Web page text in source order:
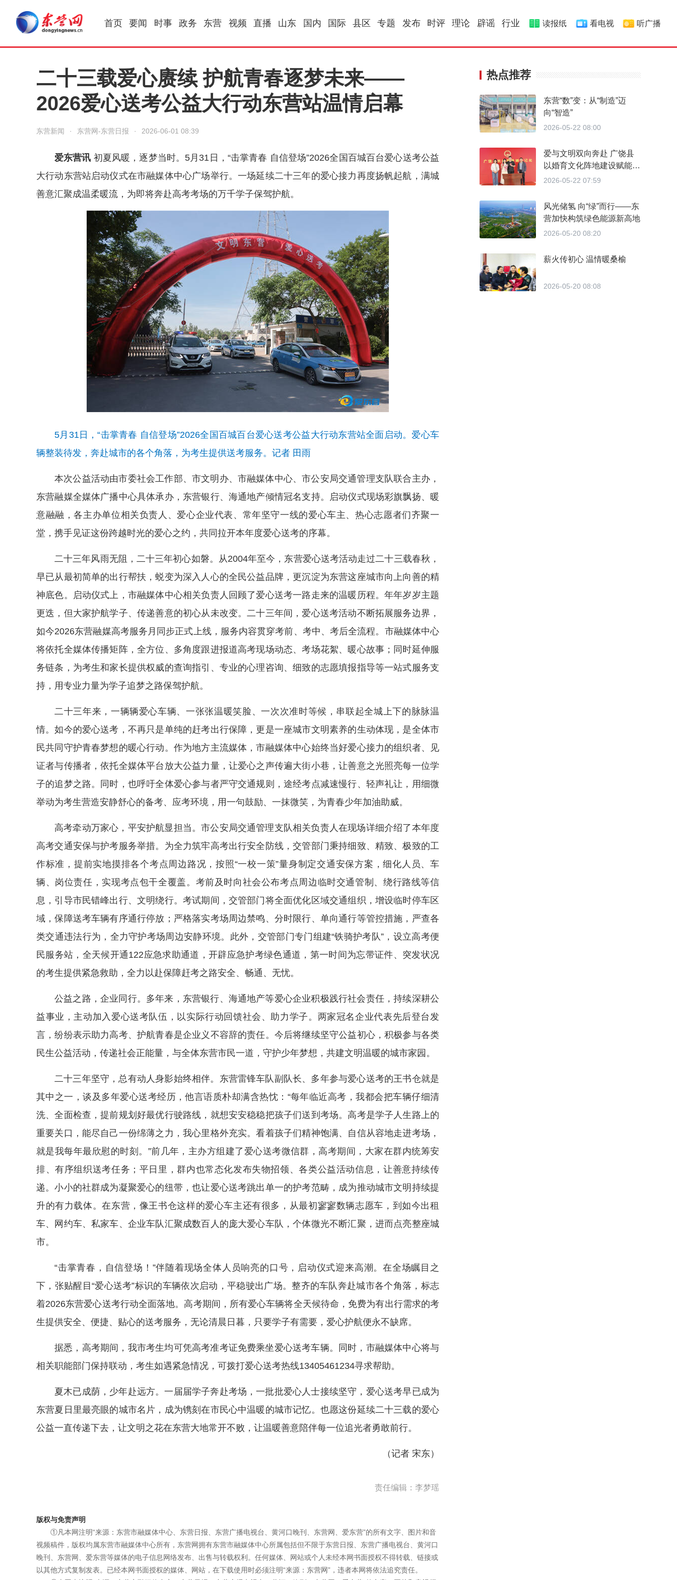
首页 要闻 时事 政务 东营 视频 直播 山东 国内 国际 县区 专题 发布 时评 理论 辟谣 行业 读报纸 看电视 听广播
二十三载爱心赓续 护航青春逐梦未来——
2026爱心送考公益大行动东营站温情启幕
东营新闻 · 东营网-东营日报 · 2026-06-01 08:39
爱东营讯 初夏风暖，逐梦当时。5月31日，“击掌青春 自信登场”2026全国百城百台爱心送考公益
大行动东营站启动仪式在市融媒体中心广场举行。一场延续二十三年的爱心接力再度扬帆起航，满城
善意汇聚成温柔暖流，为即将奔赴高考考场的万千学子保驾护航。
5月31日，“击掌青春 自信登场”2026全国百城百台爱心送考公益大行动东营站全面启动。爱心车
辆整装待发，奔赴城市的各个角落，为考生提供送考服务。记者 田雨
本次公益活动由市委社会工作部、市文明办、市融媒体中心、市公安局交通管理支队联合主办，
东营融媒全媒体广播中心具体承办，东营银行、海通地产倾情冠名支持。启动仪式现场彩旗飘扬、暖
意融融，各主办单位相关负责人、爱心企业代表、常年坚守一线的爱心车主、热心志愿者们齐聚一
堂，携手见证这份跨越时光的爱心之约，共同拉开本年度爱心送考的序幕。
二十三年风雨无阻，二十三年初心如磐。从2004年至今，东营爱心送考活动走过二十三载春秋，
早已从最初简单的出行帮扶，蜕变为深入人心的全民公益品牌，更沉淀为东营这座城市向上向善的精
神底色。启动仪式上，市融媒体中心相关负责人回顾了爱心送考一路走来的温暖历程。年年岁岁主题
更迭，但大家护航学子、传递善意的初心从未改变。二十三年间，爱心送考活动不断拓展服务边界，
如今2026东营融媒高考服务月同步正式上线，服务内容贯穿考前、考中、考后全流程。市融媒体中心
将依托全媒体传播矩阵，全方位、多角度跟进报道高考现场动态、考场花絮、暖心故事；同时延伸服
务链条，为考生和家长提供权威的查询指引、专业的心理咨询、细致的志愿填报指导等一站式服务支
持，用专业力量为学子追梦之路保驾护航。
二十三年来，一辆辆爱心车辆、一张张温暖笑脸、一次次准时等候，串联起全城上下的脉脉温
情。如今的爱心送考，不再只是单纯的赶考出行保障，更是一座城市文明素养的生动体现，是全体市
民共同守护青春梦想的暖心行动。作为地方主流媒体，市融媒体中心始终当好爱心接力的组织者、见
证者与传播者，依托全媒体平台放大公益力量，让爱心之声传遍大街小巷，让善意之光照亮每一位学
子的追梦之路。同时，也呼吁全体爱心参与者严守交通规则，途经考点减速慢行、轻声礼让，用细微
举动为考生营造安静舒心的备考、应考环境，用一句鼓励、一抹微笑，为青春少年加油助威。
高考牵动万家心，平安护航显担当。市公安局交通管理支队相关负责人在现场详细介绍了本年度
高考交通安保与护考服务举措。为全力筑牢高考出行安全防线，交管部门秉持细致、精致、极致的工
作标准，提前实地摸排各个考点周边路况，按照“一校一策”量身制定交通安保方案，细化人员、车
辆、岗位责任，实现考点包干全覆盖。考前及时向社会公布考点周边临时交通管制、绕行路线等信
息，引导市民错峰出行、文明绕行。考试期间，交管部门将全面优化区域交通组织，增设临时停车区
域，保障送考车辆有序通行停放；严格落实考场周边禁鸣、分时限行、单向通行等管控措施，严查各
类交通违法行为，全力守护考场周边安静环境。此外，交管部门专门组建“铁骑护考队”，设立高考便
民服务站，全天候开通122应急求助通道，开辟应急护考绿色通道，第一时间为忘带证件、突发状况
的考生提供紧急救助，全力以赴保障赶考之路安全、畅通、无忧。
公益之路，企业同行。多年来，东营银行、海通地产等爱心企业积极践行社会责任，持续深耕公
益事业，主动加入爱心送考队伍，以实际行动回馈社会、助力学子。两家冠名企业代表先后登台发
言，纷纷表示助力高考、护航青春是企业义不容辞的责任。今后将继续坚守公益初心，积极参与各类
民生公益活动，传递社会正能量，与全体东营市民一道，守护少年梦想，共建文明温暖的城市家园。
二十三年坚守，总有动人身影始终相伴。东营雷锋车队副队长、多年参与爱心送考的王书仓就是
其中之一，谈及多年爱心送考经历，他言语质朴却满含热忱：“每年临近高考，我都会把车辆仔细清
洗、全面检查，提前规划好最优行驶路线，就想安安稳稳把孩子们送到考场。高考是学子人生路上的
重要关口，能尽自己一份绵薄之力，我心里格外充实。看着孩子们精神饱满、自信从容地走进考场，
就是我每年最欣慰的时刻。”前几年，主办方组建了爱心送考微信群，高考期间，大家在群内统筹安
排、有序组织送考任务；平日里，群内也常态化发布失物招领、各类公益活动信息，让善意持续传
递。小小的社群成为凝聚爱心的纽带，也让爱心送考跳出单一的护考范畴，成为推动城市文明持续提
升的有力载体。在东营，像王书仓这样的爱心车主还有很多，从最初寥寥数辆志愿车，到如今出租
车、网约车、私家车、企业车队汇聚成数百人的庞大爱心车队，个体微光不断汇聚，进而点亮整座城
市。
“击掌青春，自信登场！”伴随着现场全体人员响亮的口号，启动仪式迎来高潮。在全场瞩目之
下，张贴醒目“爱心送考”标识的车辆依次启动，平稳驶出广场。整齐的车队奔赴城市各个角落，标志
着2026东营爱心送考行动全面落地。高考期间，所有爱心车辆将全天候待命，免费为有出行需求的考
生提供安全、便捷、贴心的送考服务，无论清晨日暮，只要学子有需要，爱心护航便永不缺席。
据悉，高考期间，我市考生均可凭高考准考证免费乘坐爱心送考车辆。同时，市融媒体中心将与
相关职能部门保持联动，考生如遇紧急情况，可拨打爱心送考热线13405461234寻求帮助。
夏木已成荫，少年赴远方。一届届学子奔赴考场，一批批爱心人士接续坚守，爱心送考早已成为
东营夏日里最亮眼的城市名片，成为镌刻在市民心中温暖的城市记忆。也愿这份延续二十三载的爱心
公益一直传递下去，让文明之花在东营大地常开不败，让温暖善意陪伴每一位追光者勇敢前行。
（记者 宋东）
责任编辑：李梦瑶
版权与免责声明
①凡本网注明“来源：东营市融媒体中心、东营日报、东营广播电视台、黄河口晚刊、东营网、爱东营”的所有文字、图片和音
视频稿件，版权均属东营市融媒体中心所有，东营网拥有东营市融媒体中心所属包括但不限于东营日报、东营广播电视台、黄河口
晚刊、东营网、爱东营等媒体的电子信息网络发布、出售与转载权利。任何媒体、网站或个人未经本网书面授权不得转载、链接或
以其他方式复制发表。已经本网书面授权的媒体、网站，在下载使用时必须注明“来源：东营网”，违者本网将依法追究责任。
热点推荐
东营“数”变：从“制造”迈
向“智造”
2026-05-22 08:00
爱与文明双向奔赴 广饶县
以婚育文化阵地建设赋能婚
育新风
2026-05-22 07:59
风光储氢 向“绿”而行——东
营加快构筑绿色能源新高地
2026-05-20 08:20
薪火传初心 温情暖桑榆
2026-05-20 08:08